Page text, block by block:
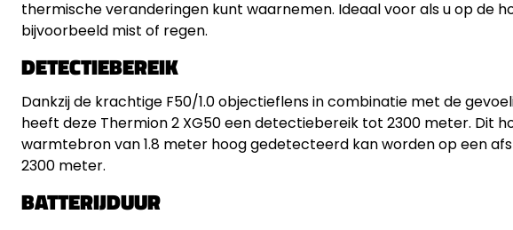
thermische veranderingen kunt waarnemen. Ideaal voor als u op de
bijvoorbeeld mist of regen.
DETECTIEBEREIK
Dankzij de krachtige F50/1.0 objectieflens in combinatie met de
heeft deze Thermion 2 XG50 een detectiebereik tot 2300 meter. Dit
warmtebron van 1.8 meter hoog gedetecteerd kan worden op een
2300 meter.
BATTERIJDUUR